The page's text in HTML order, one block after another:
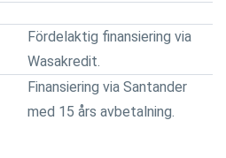
Fördelaktig finansiering via
Wasakredit.
Finansiering via Santander
med 15 års avbetalning.